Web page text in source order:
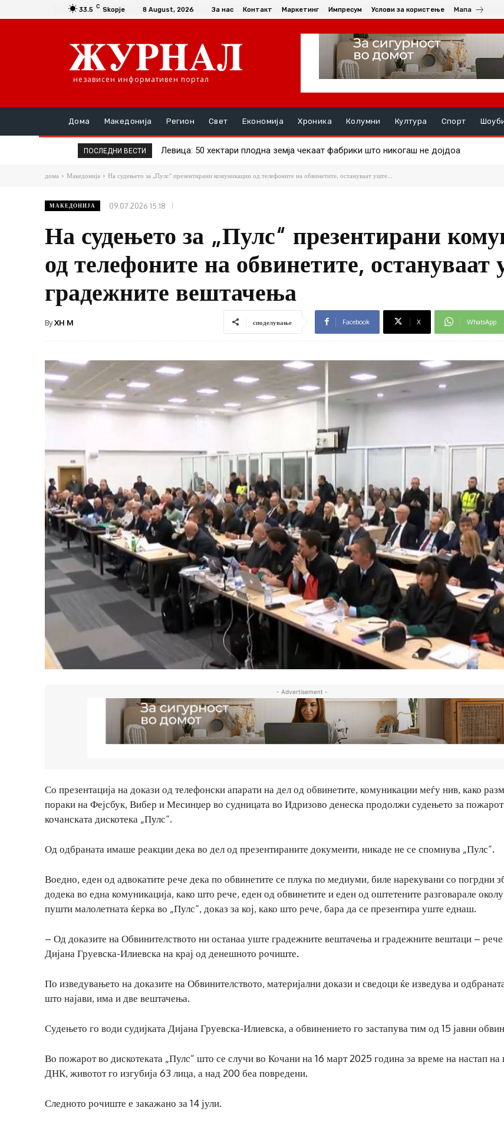
33.5 C Skopje 8 August, 2026 За нас Контакт Маркетинг Импресум Услови за користење Мапа
независен информативен портал
Дома Македонија Регион Свет Економија Хроника Колумни Култура Спорт
ПОСЛЕДНИ ВЕСТИ Левица: 50 хектари плодна земја чекаат фабрики што никогаш не дојдоа
Економија на Мицкоски – Небото е граница!
дома Македонија На судењето за „Пулс“ презентирани комуникации од телефоните на обвинетите, остануваат уште...
МАКЕДОНИЈА 09.07.2026 15:18
На судењето за „Пулс“ презентирани
од телефоните на обвинетите, остануваат
градежните вештачења
ByXH M споделување Facebook X WhatsApp
- Advertisement -
Со презентација на докази од телефонски апарати на дел од обвинетите, комуникации меѓу нив, како
пораки на Фејсбук, Вибер и Месинџер во судницата во Идризово денеска продолжи судењето за
кочанската дискотека „Пулс“.
Од одбраната имаше реакции дека во дел од презентираните документи, никаде не се спомнува „Пулс“.
Воедно, еден од адвокатите рече дека по обвинетите се плука по медиуми, биле нарекувани со погрдни
додека во една комуникација, како што рече, еден од обвинетите и еден од оштетените разговарале
пушти малолетната ќерка во „Пулс“, доказ за кој, како што рече, бара да се презентира уште еднаш.
– Од доказите на Обвинителството ни останаа уште градежните вештачења и градежните вештаци – рече
Дијана Груевска-Илиевска на крај од денешното рочиште.
По изведувањето на доказите на Обвинителството, материјални докази и сведоци ќе изведува и
што најави, има и две вештачења.
Судењето го води судијката Дијана Груевска-Илиевска, а обвинението го застапува тим од 15 јавни
Во пожарот во дискотеката „Пулс“ што се случи во Кочани на 16 март 2025 година за време на настап на
ДНК, животот го изгубија 63 лица, а над 200 беа повредени.
Следното рочиште е закажано за 14 јули.